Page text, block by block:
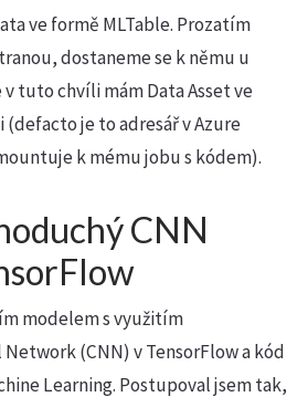
ve formě MLTable. Prozatím
dostaneme se k němu u
tuto chvíli mám Data Asset ve
je to adresář v Azure
k mému jobu s kódem).
CNN
modelem s využitím
(CNN) v TensorFlow a kód
Learning. Postupoval jsem tak,